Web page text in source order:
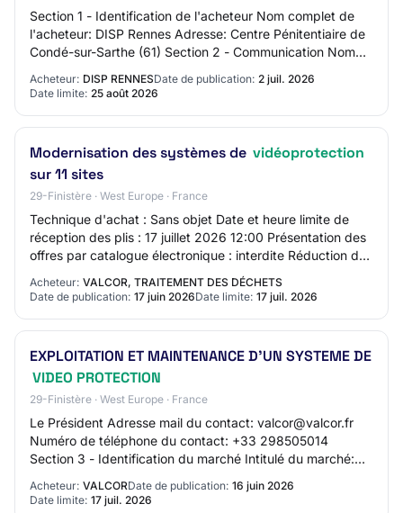
Section 1 - Identification de l'acheteur Nom complet de
l'acheteur: DISP Rennes Adresse: Centre Pénitentiaire de
Condé-sur-Sarthe (61) Section 2 - Communication Nom
Acheteur: DISP RENNESDate de publication: 2 juil. 2026
Date limite: 25 août 2026
Modernisation des systèmes de vidéoprotection
sur 11 sites
29-Finistère · West Europe · France
Technique d'achat : Sans objet Date et heure limite de
réception des plis : 17 juillet 2026 12:00 Présentation des
offres par catalogue électronique : interdite Réduction du
Acheteur: VALCOR, TRAITEMENT DES DÉCHETS
Date de publication: 17 juin 2026Date limite: 17 juil. 2026
EXPLOITATION ET MAINTENANCE D’UN SYSTEME DE
VIDEO PROTECTION
29-Finistère · West Europe · France
Le Président Adresse mail du contact: valcor@valcor.fr
Numéro de téléphone du contact: +33 298505014
Section 3 - Identification du marché Intitulé du marché:
Acheteur: VALCORDate de publication: 16 juin 2026
Date limite: 17 juil. 2026